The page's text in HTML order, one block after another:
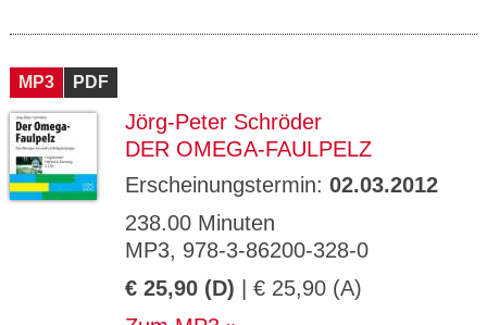
MP3 PDF
Jörg-Peter Schröder
DER OMEGA-FAULPELZ
Erscheinungstermin: 02.03.2012
238.00 Minuten
MP3, 978-3-86200-328-0
€ 25,90 (D) | € 25,90 (A)